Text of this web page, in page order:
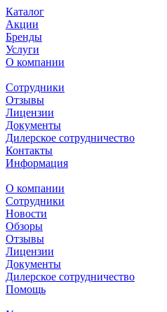
Каталог
Акции
Бренды
Услуги
О компании
Сотрудники
Отзывы
Лицензии
Документы
Дилерское сотрудничество
Контакты
Информация
О компании
Сотрудники
Новости
Обзоры
Отзывы
Лицензии
Документы
Дилерское сотрудничество
Помощь